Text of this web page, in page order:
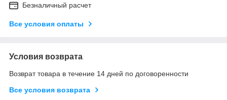
Безналичный расчет
Все условия оплаты
Условия возврата
Возврат товара в течение 14 дней по договоренности
Все условия возврата